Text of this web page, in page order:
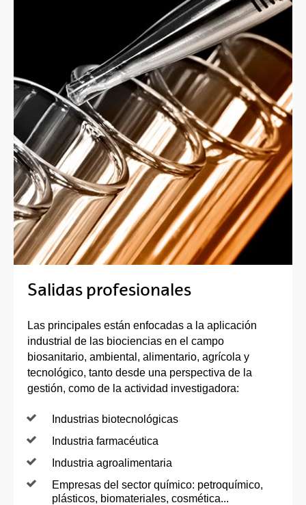
Salidas profesionales
Las principales están enfocadas a la aplicación
industrial de las biociencias en el campo
biosanitario, ambiental, alimentario, agrícola y
tecnológico, tanto desde una perspectiva de la
gestión, como de la actividad investigadora:
Industrias biotecnológicas
Industria farmacéutica
Industria agroalimentaria
Empresas del sector químico: petroquímico,
plásticos, biomateriales, cosmética...